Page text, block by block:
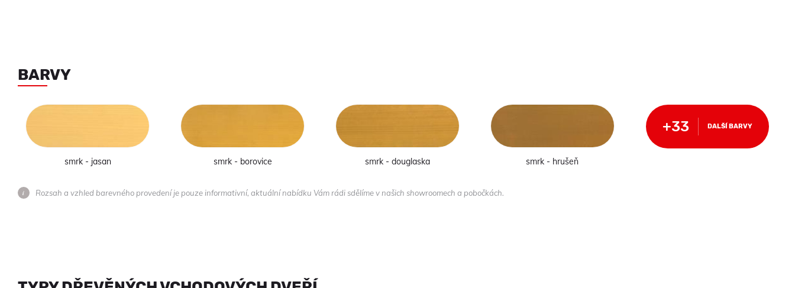
BARVY
smrk - jasan smrk - borovice smrk - douglaska smrk - hrušeň
DALŠÍ BARVY
Rozsah a vzhled barevného provedení je pouze informativní, aktuální nabídku Vám rádi sdělíme v našich showroomech a pobočkách.